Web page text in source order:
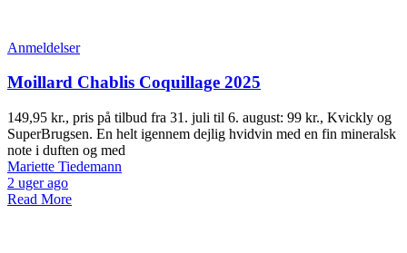
Anmeldelser
Moillard Chablis Coquillage 2025
149,95 kr., pris på tilbud fra 31. juli til 6. august: 99 kr., Kvickly og
SuperBrugsen. En helt igennem dejlig hvidvin med en fin mineralsk
note i duften og med
Mariette Tiedemann
2 uger ago
Read More